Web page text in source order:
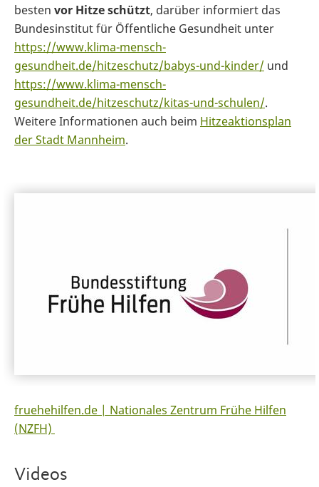
besten vor Hitze schützt, darüber informiert das
Bundesinstitut für Öffentliche Gesundheit unter
https://www.klima-mensch-
gesundheit.de/hitzeschutz/babys-und-kinder/ und
https://www.klima-mensch-
gesundheit.de/hitzeschutz/kitas-und-schulen/.
Weitere Informationen auch beim Hitzeaktionsplan
der Stadt Mannheim.
fruehehilfen.de | Nationales Zentrum Frühe Hilfen
(NZFH)
Videos